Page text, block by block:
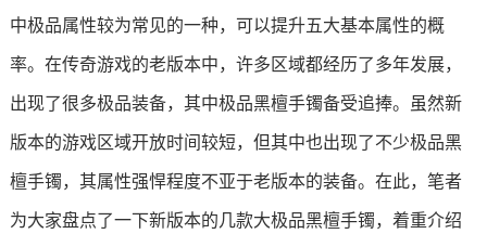
中极品属性较为常见的一种，可以提升五大基本属性的概
率。在传奇游戏的老版本中，许多区域都经历了多年发展，
出现了很多极品装备，其中极品黑檀手镯备受追捧。虽然新
版本的游戏区域开放时间较短，但其中也出现了不少极品黑
檀手镯，其属性强悍程度不亚于老版本的装备。在此，笔者
为大家盘点了一下新版本的几款大极品黑檀手镯，着重介绍